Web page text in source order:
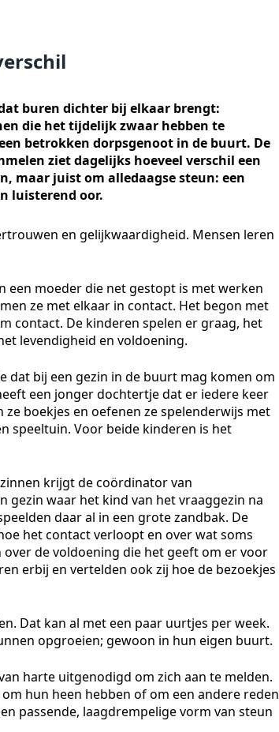
buren dichter bij elkaar brengt:
die het tijdelijk zwaar hebben te
betrokken dorpsgenoot in de buurt. De
ziet dagelijks hoeveel verschil een
maar juist om alledaagse steun: een
luisterend oor.
en gelijkwaardigheid. Mensen leren
een moeder die net gestopt is met werken
ze met elkaar in contact. Het begon met
contact. De kinderen spelen er graag, het
levendigheid en voldoening.
dat bij een gezin in de buurt mag komen om
een jonger dochtertje dat er iedere keer
boekjes en oefenen ze spelenderwijs met
speeltuin. Voor beide kinderen is het
krijgt de coördinator van
gezin waar het kind van het vraaggezin na
daar al in een grote zandbak. De
het contact verloopt en over wat soms
de voldoening die het geeft om er voor
erbij en vertelden ook zij hoe de bezoekjes
Dat kan al met een paar uurtjes per week.
opgroeien; gewoon in hun eigen buurt.
harte uitgenodigd om zich aan te melden.
hun heen hebben of om een andere reden
passende, laagdrempelige vorm van steun